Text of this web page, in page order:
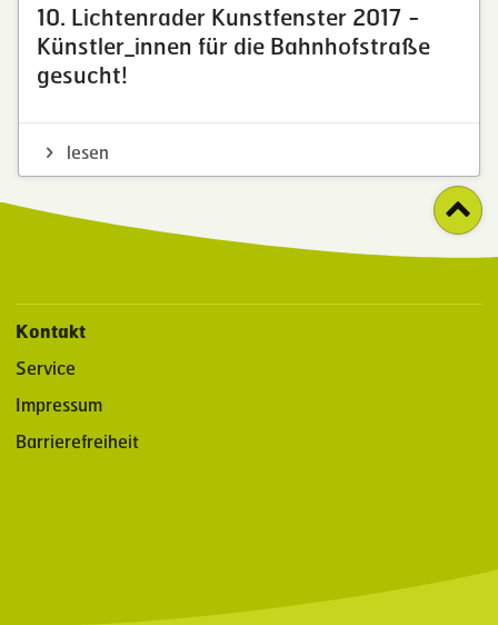
10. Lichtenrader Kunstfenster 2017 -
Künstler_innen für die Bahnhofstraße
gesucht!
lesen
Kontakt
Service
Impressum
Barrierefreiheit